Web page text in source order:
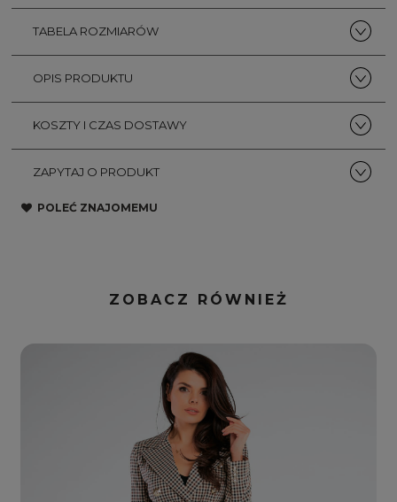
TABELA ROZMIARÓW
OPIS PRODUKTU
KOSZTY I CZAS DOSTAWY
ZAPYTAJ O PRODUKT
POLEĆ ZNAJOMEMU
ZOBACZ RÓWNIEŻ